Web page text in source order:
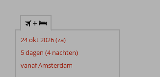
+
24 okt 2026 (za)
5 dagen (4 nachten)
vanaf Amsterdam